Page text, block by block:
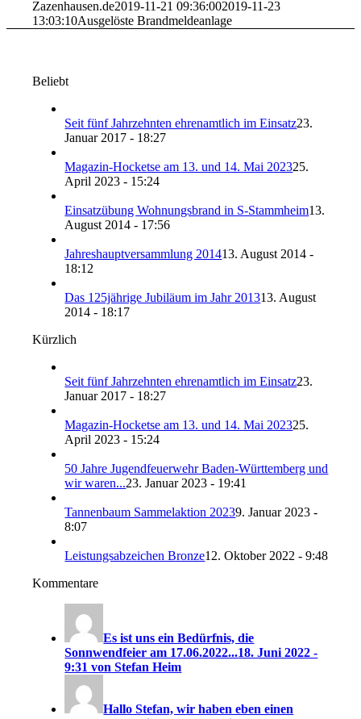
Zazenhausen.de2019-11-21 09:36:002019-11-23
13:03:10Ausgelöste Brandmeldeanlage
Beliebt
Seit fünf Jahrzehnten ehrenamtlich im Einsatz23.
Januar 2017 - 18:27
Magazin-Hocketse am 13. und 14. Mai 202325.
April 2023 - 15:24
Einsatzübung Wohnungsbrand in S-Stammheim13.
August 2014 - 17:56
Jahreshauptversammlung 201413. August 2014 -
18:12
Das 125jährige Jubiläum im Jahr 201313. August
2014 - 18:17
Kürzlich
Seit fünf Jahrzehnten ehrenamtlich im Einsatz23.
Januar 2017 - 18:27
Magazin-Hocketse am 13. und 14. Mai 202325.
April 2023 - 15:24
50 Jahre Jugendfeuerwehr Baden-Württemberg und
wir waren...23. Januar 2023 - 19:41
Tannenbaum Sammelaktion 20239. Januar 2023 -
8:07
Leistungsabzeichen Bronze12. Oktober 2022 - 9:48
Kommentare
Es ist uns ein Bedürfnis, die
Sonnwendfeier am 17.06.2022...18. Juni 2022 -
9:31 von Stefan Heim
Hallo Stefan, wir haben eben einen